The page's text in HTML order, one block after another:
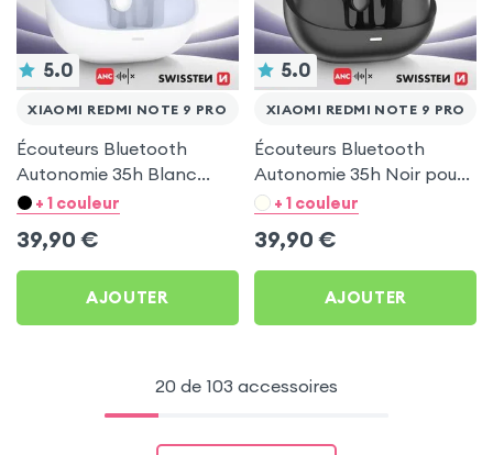
5.0
XIAOMI REDMI NOTE 9 PRO
Écouteurs Bluetooth
Autonomie 35h Blanc
pour Xiaomi Redmi Note 9
+ 1 couleur
39,90 €
AJOUTER
5.0
XIAOMI REDMI NOTE 9 PRO
Écouteurs Bluetooth
Autonomie 35h Noir pour
Xiaomi Redmi Note 9 Pro
+ 1 couleur
39,90 €
AJOUTER
20 de 103 accessoires